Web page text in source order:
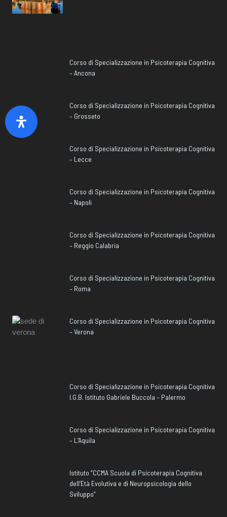
Corso di Specializzazione in Psicoterapia Cognitiva
– Ancona
Corso di Specializzazione in Psicoterapia Cognitiva
– Grosseto
Corso di Specializzazione in Psicoterapia Cognitiva
– Lecce
Corso di Specializzazione in Psicoterapia Cognitiva
– Napoli
Corso di Specializzazione in Psicoterapia Cognitiva
– Reggio Calabria
Corso di Specializzazione in Psicoterapia Cognitiva
– Roma
Corso di Specializzazione in Psicoterapia Cognitiva
– Verona
Corso di Specializzazione in Psicoterapia Cognitiva
I.G.B. Istituto Gabriele Buccola – Palermo
Corso di Specializzazione in Psicoterapia Cognitiva
– L’Aquila
Istituto “CCMA Scuola di Psicoterapia Cognitiva
dell’Età Evolutiva e di Neuropsicologia dello
Sviluppo”